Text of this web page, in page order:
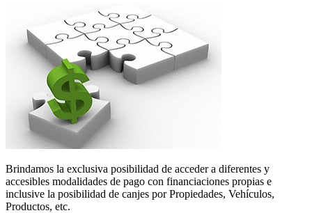
Brindamos la exclusiva posibilidad de acceder a diferentes y
accesibles modalidades de pago con financiaciones propias e
inclusive la posibilidad de canjes por Propiedades, Vehículos,
Productos, etc.